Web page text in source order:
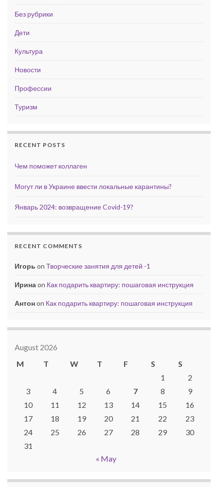
Без рубрики
Дети
Культура
Новости
Профессии
Туризм
RECENT POSTS
Чем поможет коллаген
Могут ли в Украине ввести локальные карантины?
Январь 2024: возвращение Covid-19?
RECENT COMMENTS
Игорь on Творческие занятия для детей -1
Иринаon Как подарить квартиру: пошаговая инструкция
Антонon Как подарить квартиру: пошаговая инструкция
August 2026
M
T W T F S
S
1
2
3
4 5 6 7 8
9
10
11 12 13 14 15
16
17
18 19 20 21 22
23
24
25 26 27 28 29
30
31
« May